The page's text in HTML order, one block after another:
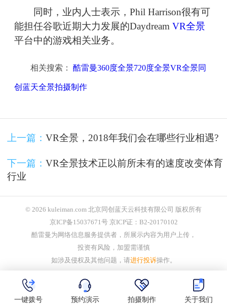
同时，业内人士表示，Phil Harrison很有可
能担任谷歌近期大力发展的Daydream VR全景
平台中的游戏相关业务。
相关搜索： 酷雷曼360度全景720度全景VR全景同
创蓝天全景拍摄制作
上一篇： VR全景，2018年我们会在哪些行业相遇?
下一篇： VR全景技术正以前所未有的速度改变体育
行业
© 2026 kuleiman.com 北京同创蓝天云科技有限公司 版权所有
京ICP备15037671号 京ICP证：B2-20170102
酷雷曼为网络信息服务提供者，所展示内容为用户上传，
投资有风险，加盟需谨慎
如涉及侵权及其他问题，请进行投诉操作。
一键拨号 预约演示 拍摄制作 关于我们